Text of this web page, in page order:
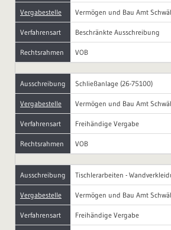
Vergabestelle Vermögen und Bau Amt
Verfahrensart Beschränkte Ausschreibung
Rechtsrahmen VOB
Ausschreibung Schließanlage (26-75100)
Vergabestelle Vermögen und Bau Amt
Verfahrensart Freihändige Vergabe
Rechtsrahmen VOB
Ausschreibung Tischlerarbeiten -
Vergabestelle Vermögen und Bau Amt
Verfahrensart Freihändige Vergabe